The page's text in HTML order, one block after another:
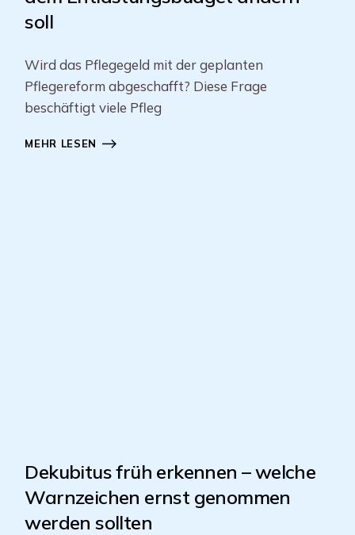
soll
Wird das Pflegegeld mit der geplanten
Pflegereform abgeschafft? Diese Frage
beschäftigt viele Pfleg
MEHR LESEN
Dekubitus früh erkennen – welche
Warnzeichen ernst genommen
werden sollten